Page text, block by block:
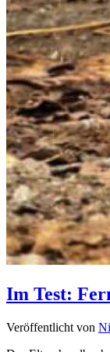
Im Test:
Veröffentlicht von